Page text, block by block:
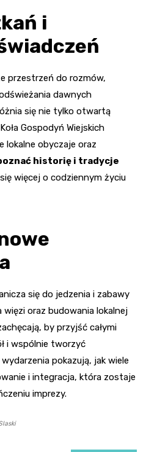
i
przestrzeń do rozmów,
dawnych
się nie tylko otwartą
Gospodyń Wiejskich
lokalne obyczaje oraz
historię i tradycje
więcej o codziennym życiu
się do jedzenia i zabawy
oraz budowania lokalnej
by przyjść całymi
i wspólnie tworzyć
pokazują, jak wiele
i integracja, która zostaje
imprezy.